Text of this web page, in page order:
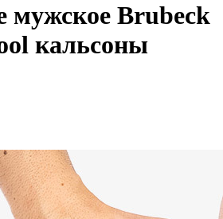
мужское Brubeck
кальсоны